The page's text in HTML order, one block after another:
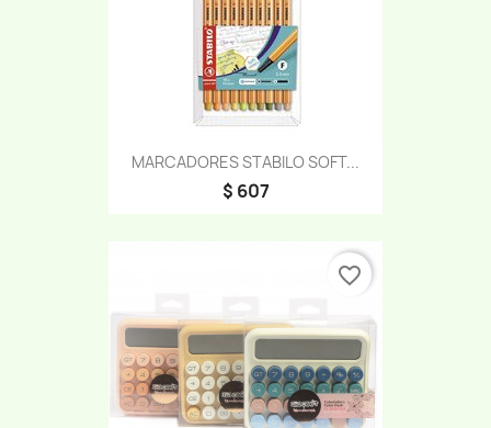
MARCADORES STABILO SOFT...
$ 607
favorite_border